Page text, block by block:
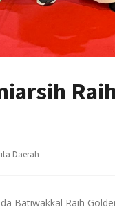
Daerah
Batiwakkal Raih